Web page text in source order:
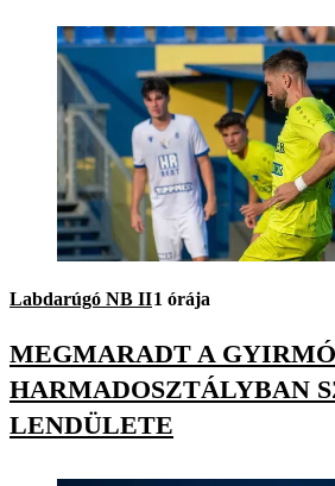
Labdarúgó NB II1 órája
MEGMARADT A
HARMADOSZTÁLYBAN
LENDÜLETE